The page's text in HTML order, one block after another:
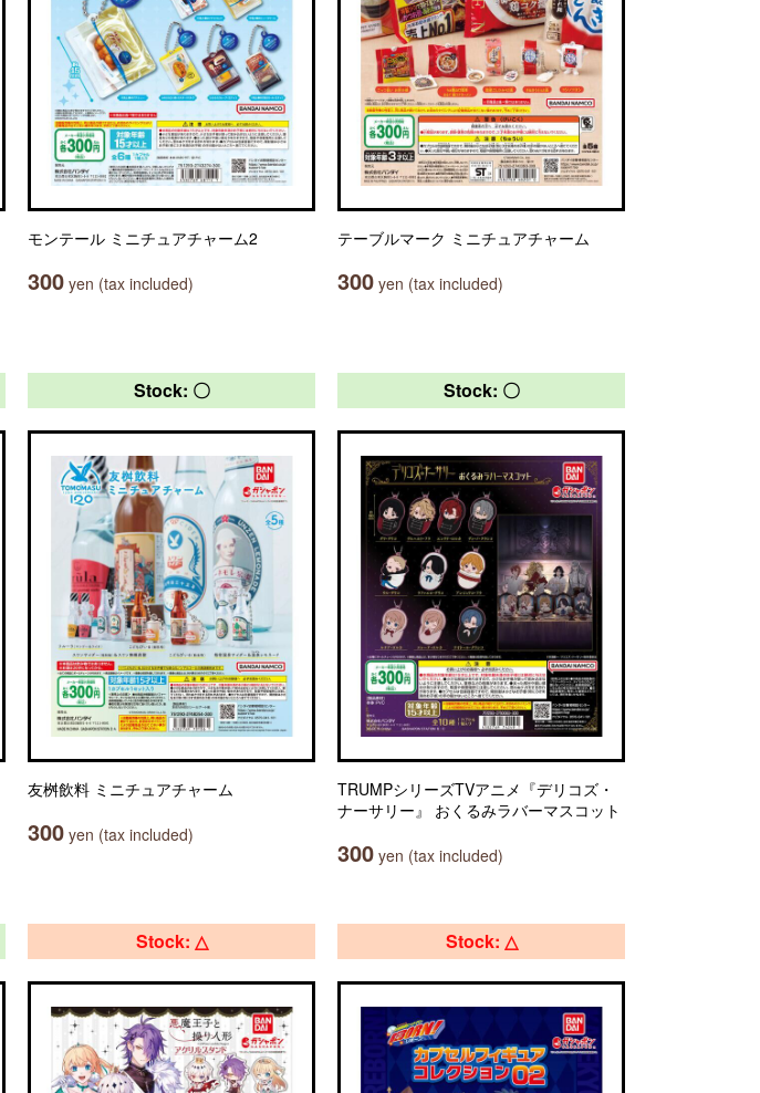
モンテール ミニチュアチャーム2
300 yen (tax included)
テーブルマーク ミニチュアチャーム
300 yen (tax included)
Stock: 〇
友桝飲料 ミニチュアチャーム
300 yen (tax included)
Stock: 〇
TRUMPシリーズTVアニメ『デリコズ・
ナーサリー』 おくるみラバーマスコット
300 yen (tax included)
Stock: △ Stock: △